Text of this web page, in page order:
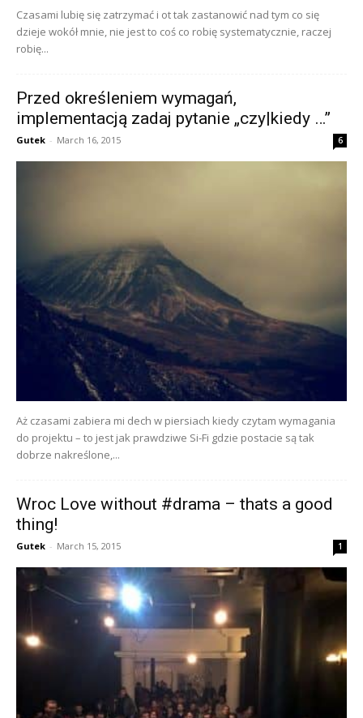
Czasami lubię się zatrzymać i ot tak zastanowić nad tym co się
dzieje wokół mnie, nie jest to coś co robię systematycznie, raczej
robię...
Przed określeniem wymagań,
implementacją zadaj pytanie „czy|kiedy …”
Gutek - March 16, 2015 6
Aż czasami zabiera mi dech w piersiach kiedy czytam wymagania
do projektu – to jest jak prawdziwe Si-Fi gdzie postacie są tak
dobrze nakreślone,...
Wroc Love without #drama – thats a good
thing!
Gutek - March 15, 2015 1